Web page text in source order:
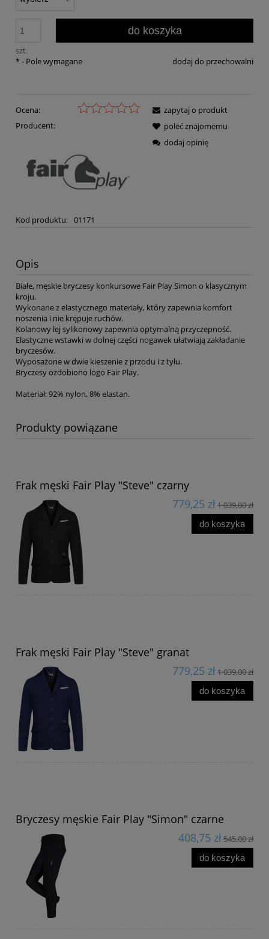
szt.
do koszyka
dodaj do przechowalni
*- Pole wymagane
Ocena:
Producent:
Kod produktu: 01171
zapytaj o produkt
poleć znajomemu
dodaj opinię
Opis
Białe, męskie bryczesy konkursowe Fair Play Simon o klasycznym
kroju.
Wykonane z elastycznego materiały, który zapewnia komfort
noszenia i nie krępuje ruchów.
Kolanowy lej sylikonowy zapewnia optymalną przyczepność.
Elastyczne wstawki w dolnej części nogawek ułatwiają zakładanie
bryczesów.
Wyposażone w dwie kieszenie z przodu i z tyłu.
Bryczesy ozdobiono logo Fair Play.
Materiał: 92% nylon, 8% elastan.
Produkty powiązane
Frak męski Fair Play "Steve" czarny
779,25 zł1 039,00 zł
do koszyka
Frak męski Fair Play "Steve" granat
779,25 zł1 039,00 zł
do koszyka
Bryczesy męskie Fair Play "Simon" czarne
408,75 zł545,00 zł
do koszyka